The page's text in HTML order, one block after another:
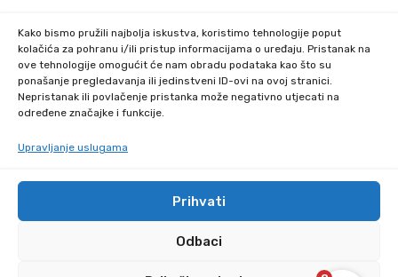
Kako bismo pružili najbolja iskustva, koristimo tehnologije poput
kolačića za pohranu i/ili pristup informacijama o uređaju. Pristanak na
ove tehnologije omogućit će nam obradu podataka kao što su
ponašanje pregledavanja ili jedinstveni ID-ovi na ovoj stranici.
Nepristanak ili povlačenje pristanka može negativno utjecati na
određene značajke i funkcije.
Upravljanje uslugama
Prihvati
Odbaci
Adresa
Industrijska ulica 39,
34000 Požega
© Copyright 2024 by kupitapetu.com